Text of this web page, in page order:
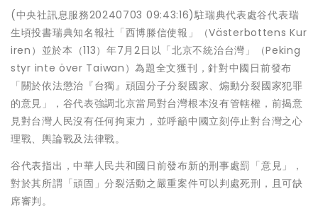
(中央社訊息服務20240703 09:43:16)駐瑞典代表處谷代表瑞
生頃投書瑞典知名報社「西博滕信使報」（Västerbottens Kur
iren）並於本（113）年7月2日以「北京不統治台灣」（Peking
styr inte över Taiwan）為題全文獲刊，針對中國日前發布
「關於依法懲治『台獨』頑固分子分裂國家、煽動分裂國家犯罪
的意見」，谷代表強調北京當局對台灣根本沒有管轄權，前揭意
見對台灣人民沒有任何拘束力，並呼籲中國立刻停止對台灣之心
理戰、輿論戰及法律戰。
谷代表指出，中華人民共和國日前發布新的刑事處罰「意見」，
對於其所謂「頑固」分裂活動之嚴重案件可以判處死刑，且可缺
席審判。